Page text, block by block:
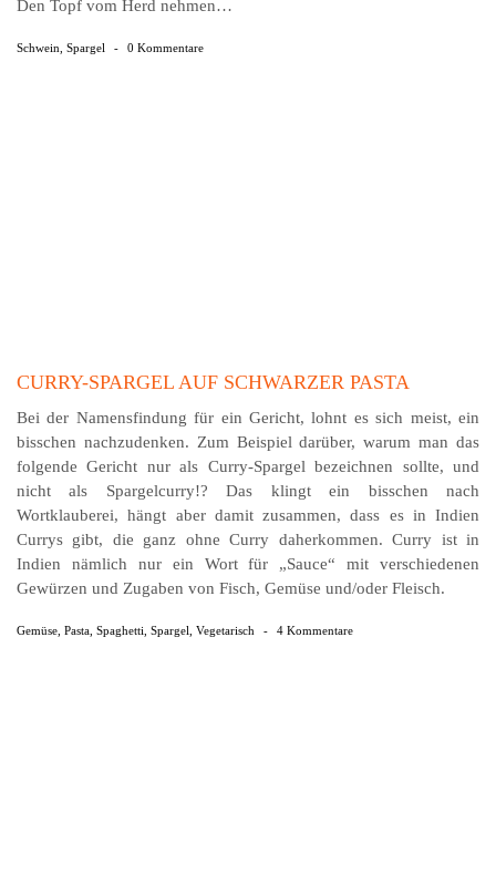
Den Topf vom Herd nehmen…
Schwein Spargel - 0 Kommentare
CURRY-SPARGEL AUF SCHWARZER PASTA
Bei der Namensfindung für ein Gericht, lohnt es sich meist, ein
bisschen nachzudenken. Zum Beispiel darüber, warum man das
folgende Gericht nur als Curry-Spargel bezeichnen sollte, und
nicht als Spargelcurry!? Das klingt ein bisschen nach
Wortklauberei, hängt aber damit zusammen, dass es in Indien
Currys gibt, die ganz ohne Curry daherkommen. Curry ist in
Indien nämlich nur ein Wort für „Sauce“ mit verschiedenen
Gewürzen und Zugaben von Fisch, Gemüse und/oder Fleisch.
Gemüse Pasta Spaghetti Spargel Vegetarisch - 4 Kommentare